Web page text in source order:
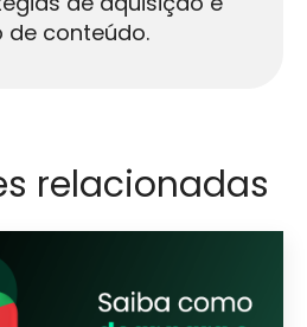
de conteúdo.
relacionadas